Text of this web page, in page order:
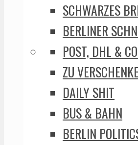
SCHWARZES
BERLINER
POST, DHL &
ZU
DAILY SHIT
BUS & BAHN
BERLIN